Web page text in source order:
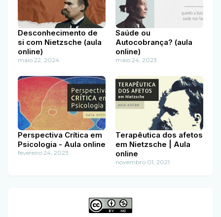
Desconhecimento de
si com Nietzsche (aula
online)
maio 22, 2024
Saúde ou
Autocobrança? (aula
online)
maio 24, 2023
Perspectiva Crítica em
Psicologia - Aula online
fevereiro 24, 2023
Terapêutica dos afetos
em Nietzsche | Aula
online
novembro 01, 2021